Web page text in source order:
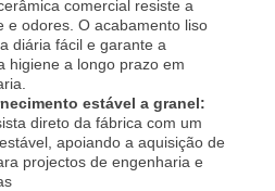
comercial resiste a
e odores. O acabamento liso
diária fácil e garante a
higiene a longo prazo em
estável a granel:
direto da fábrica com um
apoiando a aquisição de
projectos de engenharia e